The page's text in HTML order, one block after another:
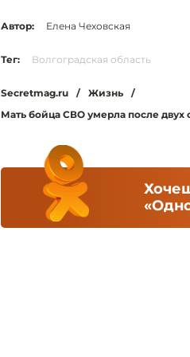
Автор: Елена Чеховская
Тег: Волгоградская область
Secretmag.ru / Жизнь
/
Мать бойца СВО умерла после двух